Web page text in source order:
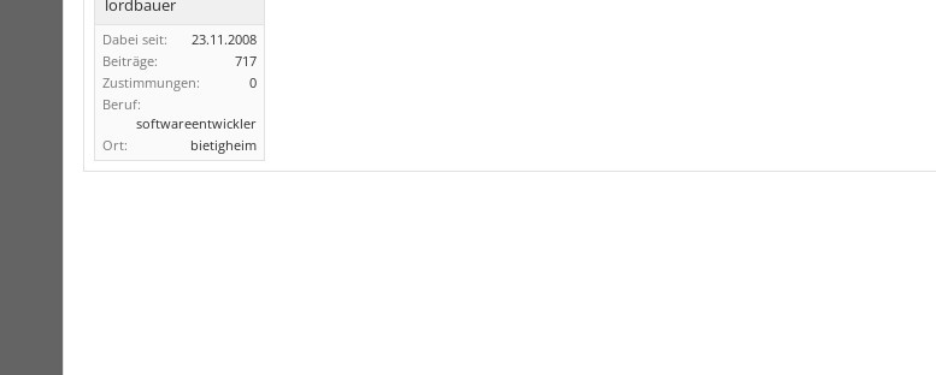
lordbauer
Dabei seit:
23.11.2008
Beiträge:
717
Zustimmungen:
0
Beruf:
softwareentwickler
Ort:
bietigheim